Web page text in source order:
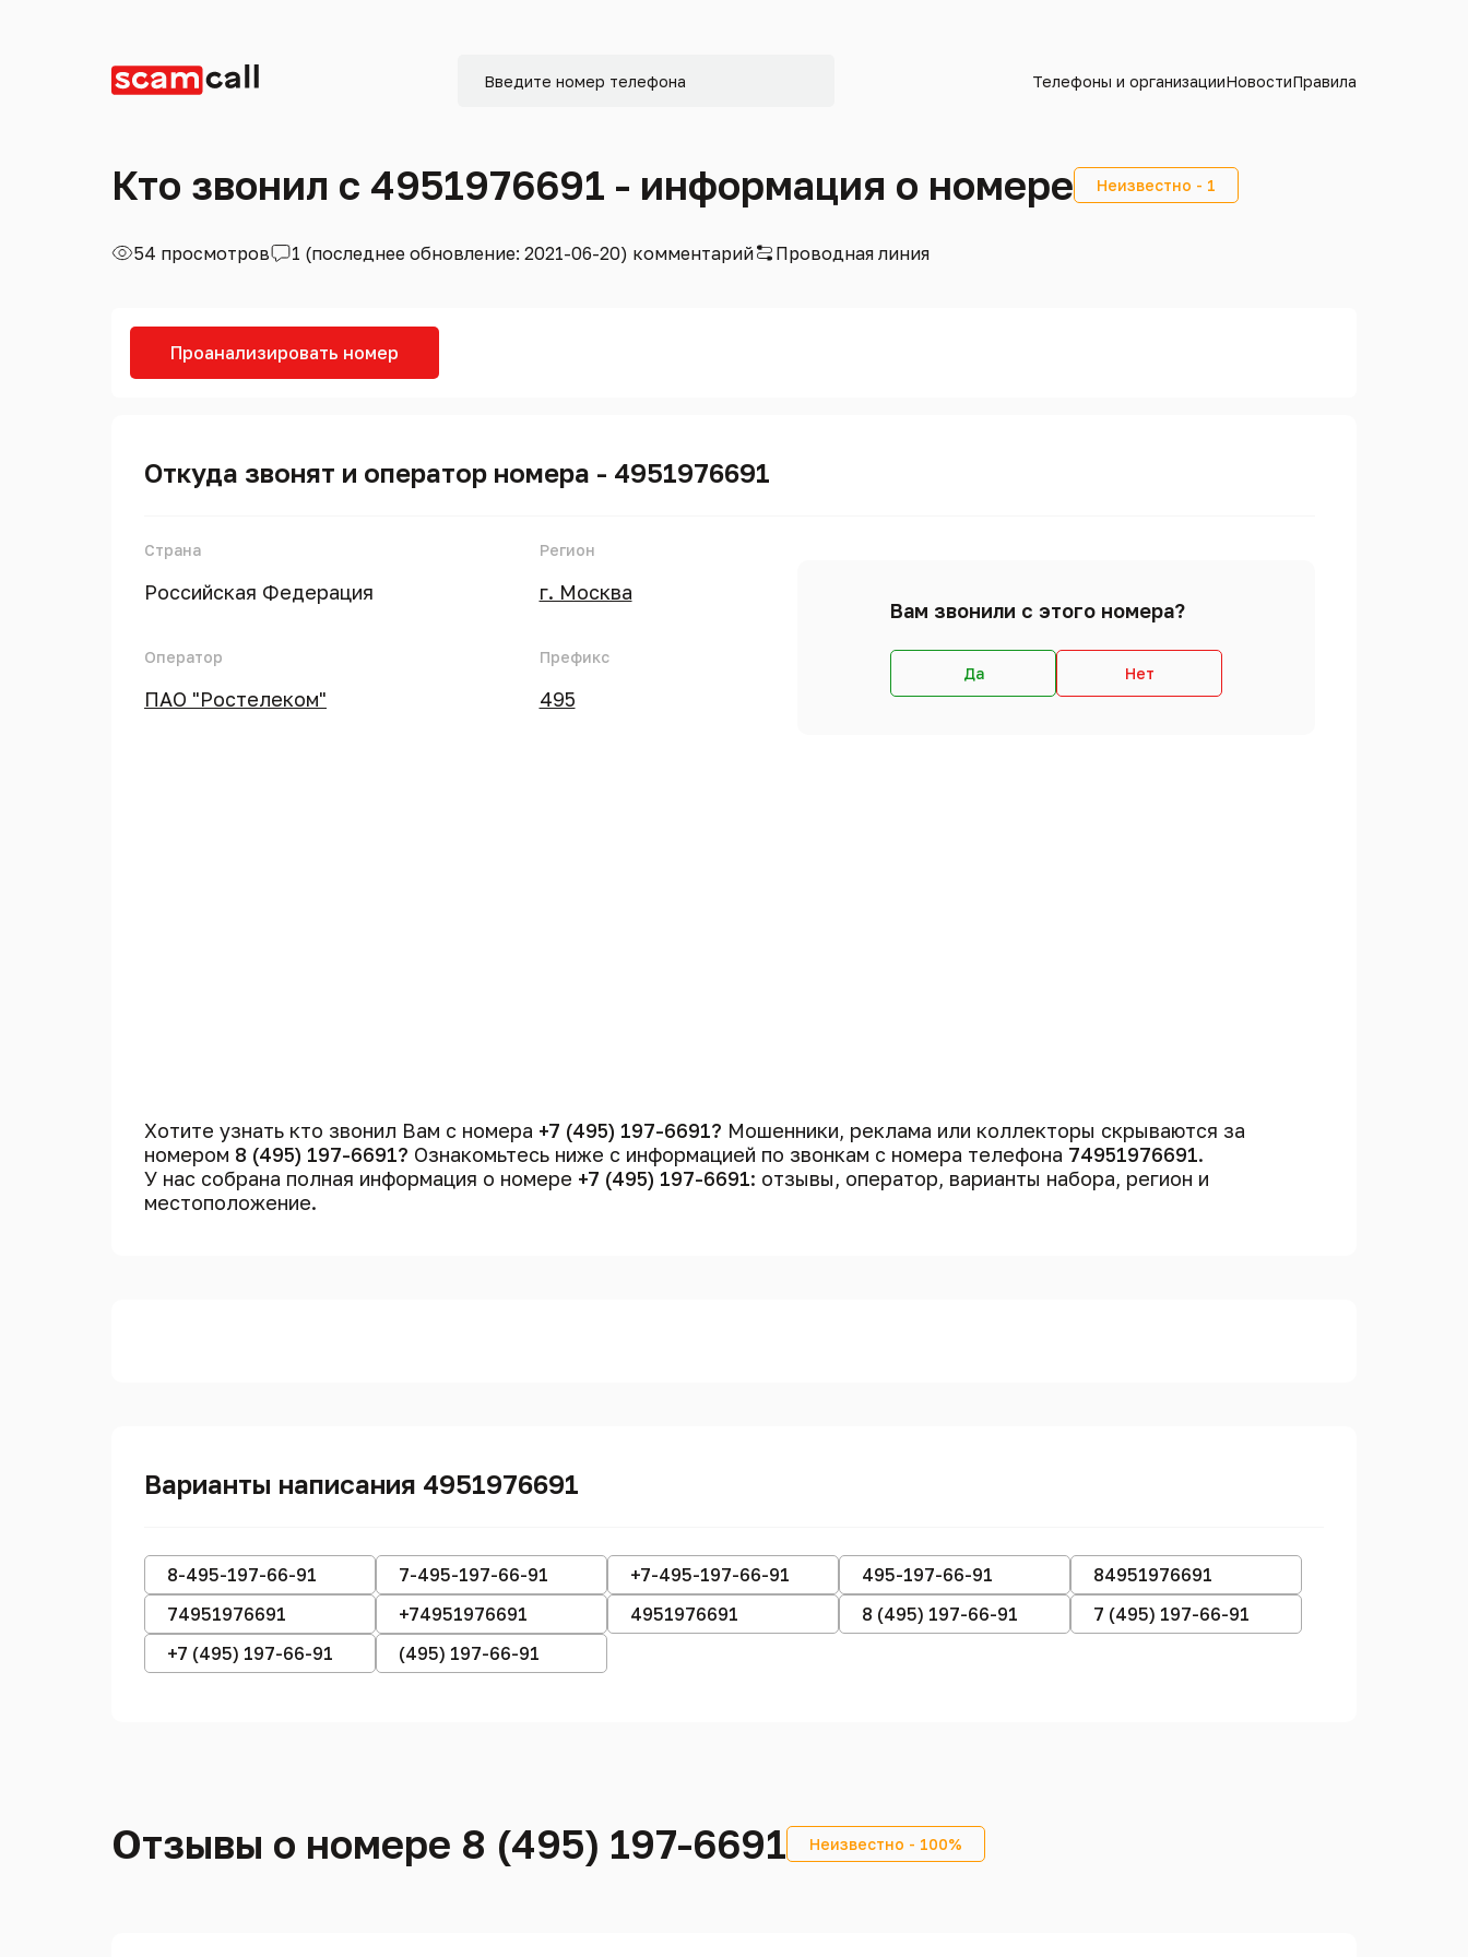
Телефоны и организацииНовостиПравила
Кто звонил с 4951976691 - информация о номере Неизвестно - 1
54 просмотров 1 (последнее обновление: 2021-06-20) комментарий Проводная линия
Проанализировать номер
Откуда звонят и оператор номера - 4951976691
Страна
Российская Федерация
Оператор
ПАО "Ростелеком"
Регион
г. Москва
Префикс
495
Вам звонили с этого номера?
Да Нет
Хотите узнать кто звонил Вам с номера +7 (495) 197-6691? Мошенники, реклама или коллекторы скрываются за
номером 8 (495) 197-6691? Ознакомьтесь ниже с информацией по звонкам с номера телефона 74951976691.
У нас собрана полная информация о номере +7 (495) 197-6691: отзывы, оператор, варианты набора, регион и
местоположение.
Варианты написания 4951976691
8-495-197-66-91 7-495-197-66-91 +7-495-197-66-91 495-197-66-91
84951976691
74951976691
+74951976691 4951976691 8 (495) 197-66-91
7 (495) 197-66-91
+7 (495) 197-66-91
(495) 197-66-91
Отзывы о номере 8 (495) 197-6691 Неизвестно - 100%